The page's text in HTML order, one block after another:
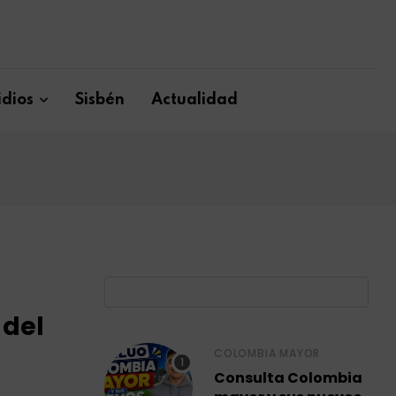
Sisbén Actualidad
COLOMBIA MAYOR
Consulta Colombia